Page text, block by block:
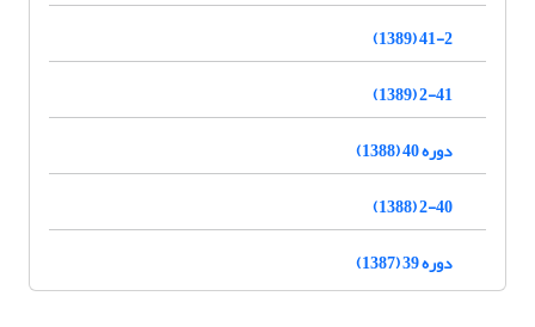
41-2 (1389)
2-41 (1389)
دوره 40 (1388)
2-40 (1388)
دوره 39 (1387)